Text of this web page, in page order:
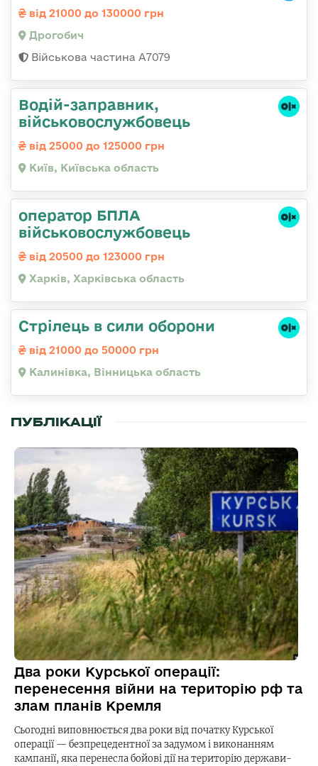
від 21000 до 130000 грн
Дрогобич
Військова частина А7079
Водій-заправник,
військовослужбовець
від 25000 до 125000 грн
Київ, Київська область
оператор БПЛА
військовослужбовець
від 20500 до 123000 грн
Харків, Харківська область
Стрілець в сили оборони
від 21000 до 50000 грн
Калинівка, Вінницька область
ПУБЛІКАЦІЇ
Два роки Курської операції:
перенесення війни на територію рф та
злам планів Кремля
Сьогодні виповнюється два роки від початку Курської
операції — безпрецедентної за задумом і виконанням
кампанії, яка перенесла бойові дії на територію держави-